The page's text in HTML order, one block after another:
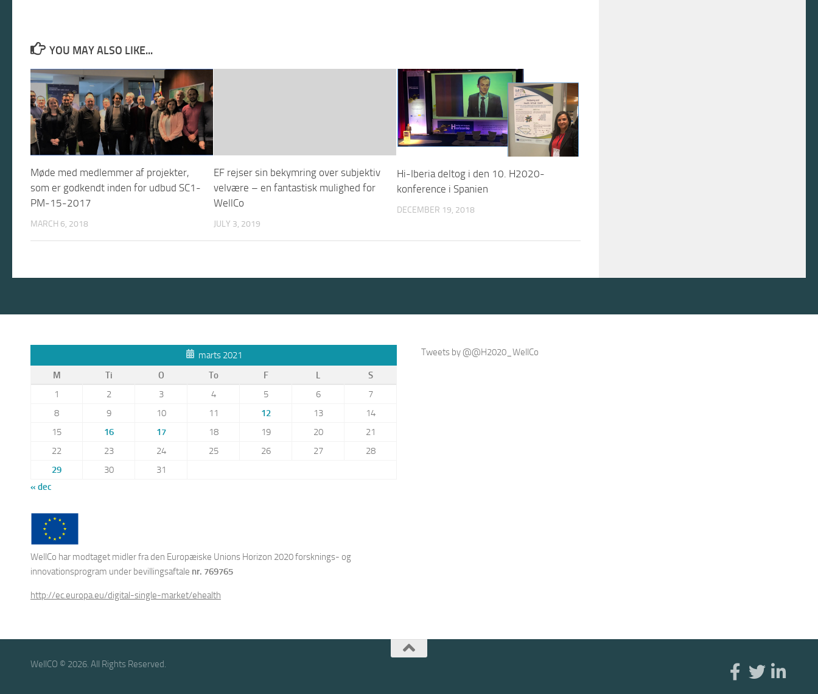
YOU MAY ALSO LIKE...
Møde med medlemmer af projekter,
som er godkendt inden for udbud SC1-
PM-15-2017
MARCH 6, 2018
EF rejser sin bekymring over subjektiv
velvære – en fantastisk mulighed for
WellCo
JULY 3, 2019
Hi-Iberia deltog i den 10. H2020-
konference i Spanien
DECEMBER 19, 2018
marts 2021
M
Ti O To F L
S
1
2 3 4 5 6
7
8
9 10 11 12 13
14
15
16 17 18 19 20
21
22
23 24 25 26 27
28
29
30
31
« dec
WellCo har modtaget midler fra den Europæiske Unions Horizon 2020 forsknings- og
innovationsprogram under bevillingsaftale nr. 769765
http://ec.europa.eu/digital-single-market/ehealth
Tweets by @@H2020_WellCo
WellCO © 2026. All Rights Reserved.